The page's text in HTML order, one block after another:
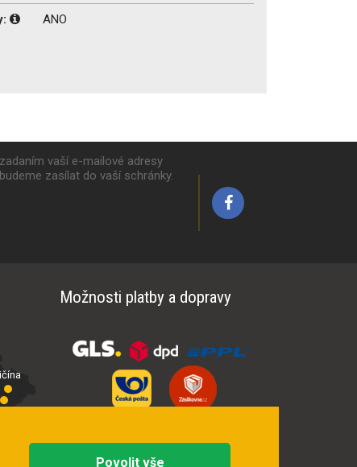
ANO
vaší e-mailové adresy
zasílat do vaší schránky.
Možnosti platby a dopravy
Povolit vše